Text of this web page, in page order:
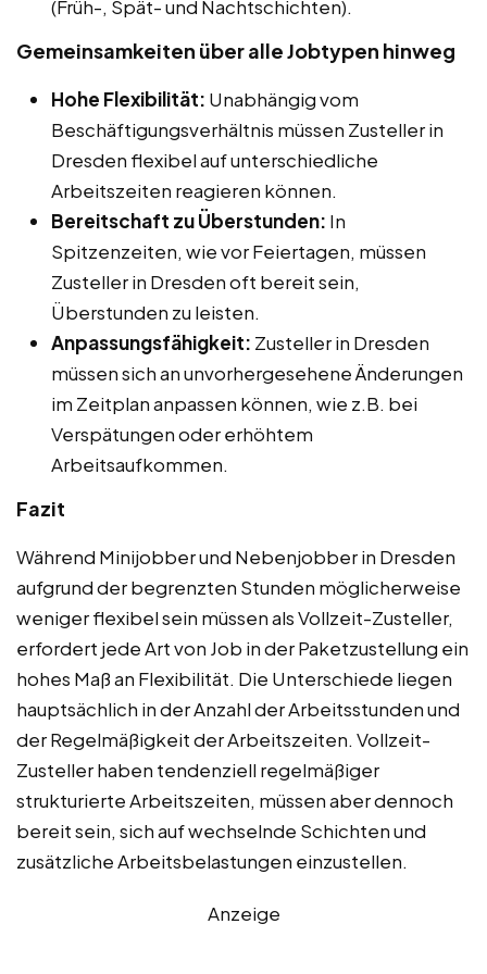
(Früh-, Spät- und Nachtschichten).
Gemeinsamkeiten über alle Jobtypen hinweg
Hohe Flexibilität: Unabhängig vom
Beschäftigungsverhältnis müssen Zusteller in
Dresden flexibel auf unterschiedliche
Arbeitszeiten reagieren können.
Bereitschaft zu Überstunden: In
Spitzenzeiten, wie vor Feiertagen, müssen
Zusteller in Dresden oft bereit sein,
Überstunden zu leisten.
Anpassungsfähigkeit: Zusteller in Dresden
müssen sich an unvorhergesehene Änderungen
im Zeitplan anpassen können, wie z.B. bei
Verspätungen oder erhöhtem
Arbeitsaufkommen.
Fazit
Während Minijobber und Nebenjobber in Dresden
aufgrund der begrenzten Stunden möglicherweise
weniger flexibel sein müssen als Vollzeit-Zusteller,
erfordert jede Art von Job in der Paketzustellung ein
hohes Maß an Flexibilität. Die Unterschiede liegen
hauptsächlich in der Anzahl der Arbeitsstunden und
der Regelmäßigkeit der Arbeitszeiten. Vollzeit-
Zusteller haben tendenziell regelmäßiger
strukturierte Arbeitszeiten, müssen aber dennoch
bereit sein, sich auf wechselnde Schichten und
zusätzliche Arbeitsbelastungen einzustellen.
Anzeige